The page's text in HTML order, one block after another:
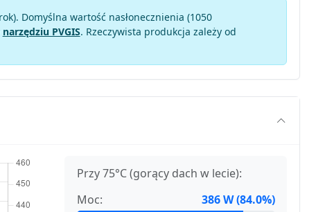
Domyślna wartość nasłonecznienia (1050
narzędziu PVGIS. Rzeczywista produkcja zależy od
Przy 75°C (gorący dach w lecie):
Moc:
386 W (84.0%)